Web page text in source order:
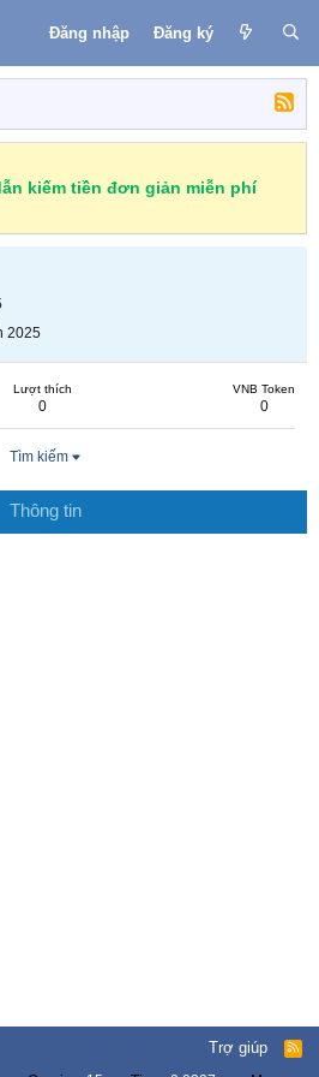
Đăng nhập Đăng ký
kiếm tiền đơn giản miễn phí
2025
Lượt thích
0
VNB Token
0
Tìm kiếm
Thông tin
Trợ giúp
R